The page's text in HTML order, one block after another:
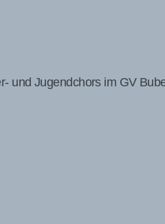
und Jugendchors im GV